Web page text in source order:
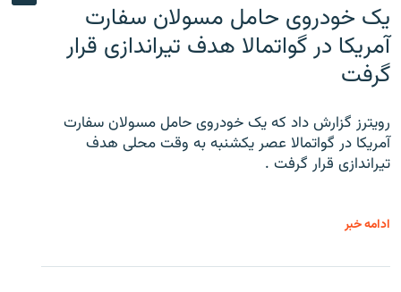
یک خودروی حامل مسولان سفارت
آمریکا در گواتمالا هدف تیراندازی قرار
گرفت
رویترز گزارش داد که یک خودروی حامل مسولان سفارت
آمریکا در گواتمالا عصر یکشنبه به وقت محلی هدف
تیراندازی قرار گرفت .
ادامه خبر